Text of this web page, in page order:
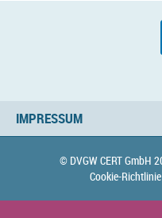
IMPRESSUM
© DVGW CERT GmbH
Cookie-